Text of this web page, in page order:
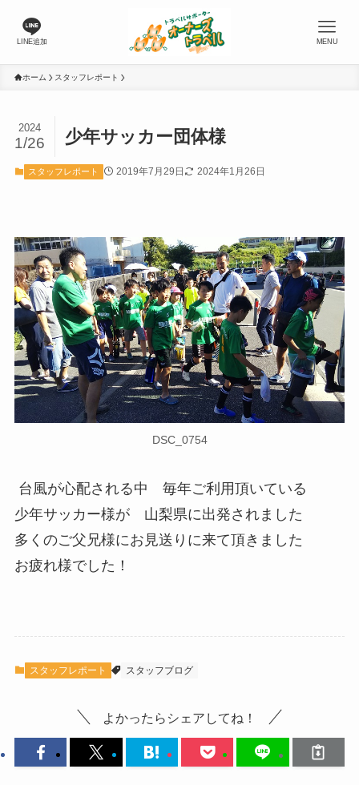
LINE追加 MENU
ホーム スタッフレポート
少年サッカー団体様
2024
1/26
スタッフレポート 2019年7月29日 2024年1月26日
DSC_0754
台風が心配される中 毎年ご利用頂いている
少年サッカー様が 山梨県に出発されました
多くのご父兄様にお見送りに来て頂きました
お疲れ様でした！
スタッフレポート スタッフブログ
よかったらシェアしてね！